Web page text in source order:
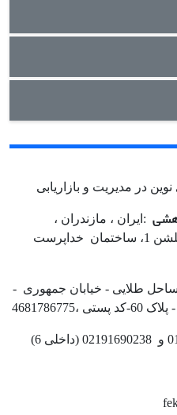
در مدیریت و بازاریابی
:ایران ، مازندران ،
چالوس،خیابان شریعتی ، بعد از گلشن 1، ساختمان خداپرست
ساحل طلایی - خیابان جمهوری -